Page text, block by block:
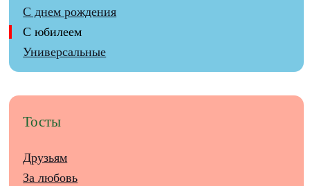
С днем рождения
С юбилеем
Универсальные
Тосты
Друзьям
За любовь